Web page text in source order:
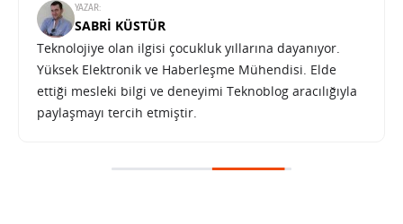
YAZAR:
SABRI KÜSTÜR
Teknolojiye olan ilgisi çocukluk yıllarına dayanıyor.
Yüksek Elektronik ve Haberleşme Mühendisi. Elde
ettiği mesleki bilgi ve deneyimi Teknoblog aracılığıyla
paylaşmayı tercih etmiştir.